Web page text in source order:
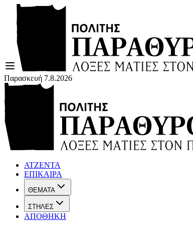
Παρασκευή 7.8.2026
ΑΤΖΕΝΤΑ
ΕΠΙΚΑΙΡΑ
ΘΕΜΑΤΑ
ΣΤΗΛΕΣ
ΑΠΟΘΗΚΗ